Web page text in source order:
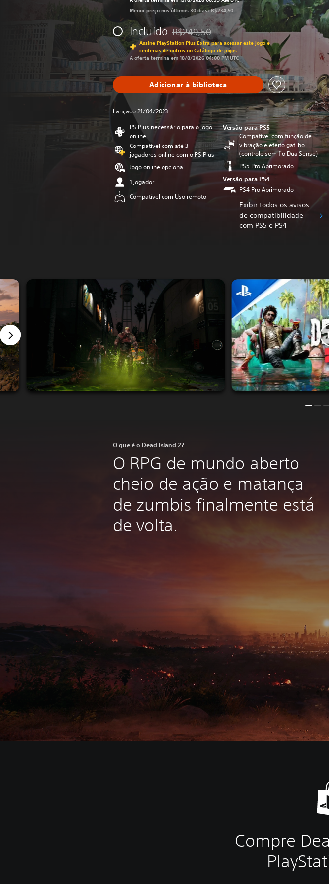
Menor preço nos últimos 30 dias: R$234,50
Incluído Desconto aplicado no preço original de
R$249,50
Assine PlayStation Plus Extra para acessar este jogo e
centenas de outros no Catálogo de jogos
A oferta termina em 18/8/2026 04:00 PM UTC
Adicionar à biblioteca
Lançado 21/04/2023
PS Plus necessário para o jogo
online
Compatível com até 3
jogadores online com o PS Plus
Jogo online opcional
1 jogador
Compatível com Uso remoto
Versão para PS5
Compatível com função de
vibração e efeito gatilho
(controle sem fio DualSense)
PS5 Pro Aprimorado
Versão para PS4
PS4 Pro Aprimorado
Exibir todos os avisos
de compatibilidade
com PS5 e PS4
O que é o Dead Island 2?
O RPG de mundo aberto
cheio de ação e matança
de zumbis finalmente está
de volta.
Compre